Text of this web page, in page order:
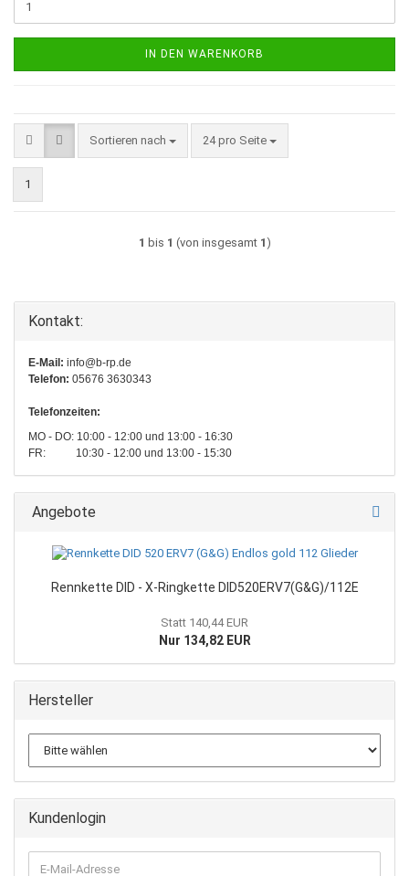
IN DEN WARENKORB
Sortieren nach
Sortieren nach 24 pro Seite
pro Seite
1
1 bis 1 (von insgesamt 1)
Kontakt:
E-Mail: info@b-rp.de
Telefon: 05676 3630343
Telefonzeiten:
MO - DO: 10:00 - 12:00 und 13:00 - 16:30
FR: 10:30 - 12:00 und 13:00 - 15:30
Angebote
Rennkette DID - X-Ringkette DID520ERV7(G&G)/112E
Statt 140,44 EUR
Nur 134,82 EUR
Hersteller
Kundenlogin
E-